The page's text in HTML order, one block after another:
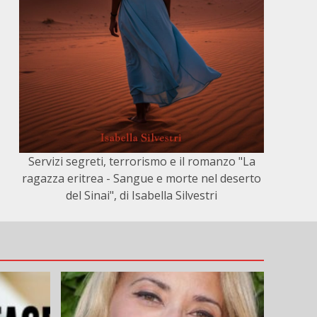
Servizi segreti, terrorismo e il romanzo "La
ragazza eritrea - Sangue e morte nel deserto
del Sinai", di Isabella Silvestri